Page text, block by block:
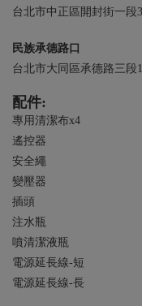
台北市中正區開封街一段
民族承德路口
台北市大同區承德路三段
配件:
專用清潔布x4
遙控器
安全繩
變壓器
插頭
注水瓶
噴清潔液瓶
電源延長線-短
電源延長線-長